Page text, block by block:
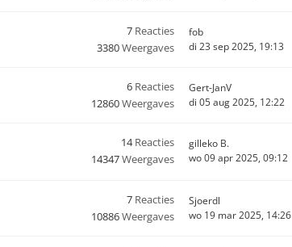
7 Reacties
3380Weergaves
fob
di 23 sep 2025, 19:13
6 Reacties
12860Weergaves
Gert-JanV
di 05 aug 2025, 12:22
14Reacties
14347Weergaves
gilleko B.
wo 09 apr 2025, 09:12
7 Reacties
10886Weergaves
Sjoerdl
wo 19 mar 2025, 14:26